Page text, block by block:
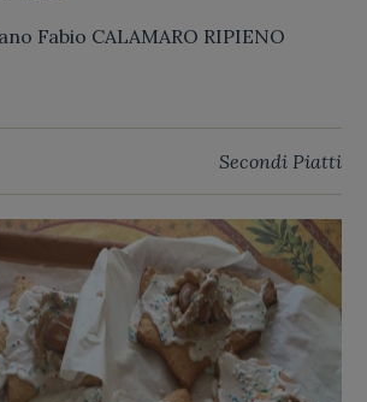
Fabio CALAMARO RIPIENO
Secondi Piatti